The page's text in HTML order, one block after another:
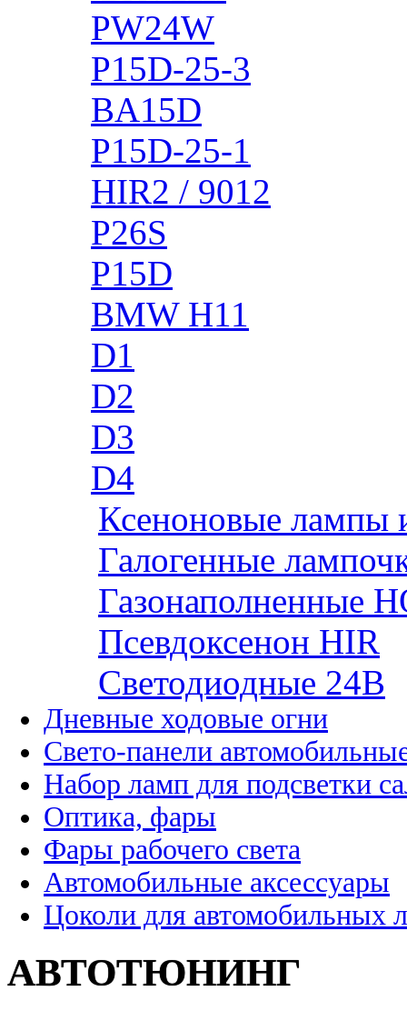
PW24W
P15D-25-3
BA15D
P15D-25-1
HIR2 / 9012
P26S
P15D
BMW H11
D1
D2
D3
D4
Ксеноновые лампы
Галогенные
Газонаполненные
Псевдоксенон HIR
Cветодиодные 24B
Дневные ходовые огни
Свето-панели
Набор ламп для подсветки
Оптика, фары
Фары рабочего света
Автомобильные аксессуары
Цоколи для автомобильных
АВТОТЮНИНГ